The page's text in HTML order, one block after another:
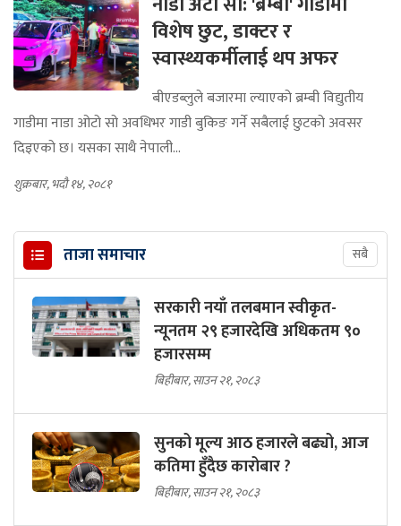
विशेष छुट, डाक्टर र
स्वास्थ्यकर्मीलाई थप अफर
बीएडब्लुले बजारमा ल्याएको ब्रम्बी विद्युतीय
गाडीमा नाडा ओटो सो अवधिभर गाडी बुकिङ गर्ने सबैलाई छुटको अवसर
दिइएको छ। यसका साथै नेपाली...
शुक्रबार, भदौ १४, २०८१
ताजा समाचार सबै
सरकारी नयाँ तलबमान स्वीकृत-
न्यूनतम २९ हजारदेखि अधिकतम ९०
हजारसम्म
बिहीबार, साउन २१, २०८३
सुनको मूल्य आठ हजारले बढ्यो, आज
कतिमा हुँदैछ कारोबार ?
बिहीबार, साउन २१, २०८३